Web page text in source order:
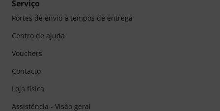
Serviço
Portes de envio e tempos de entrega
Centro de ajuda
Vouchers
Contacto
Loja física
Assistência - Visão geral